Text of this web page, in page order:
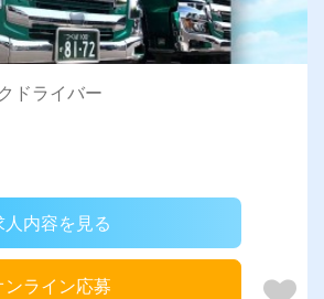
ドライバー
人内容を見る
ンライン応募